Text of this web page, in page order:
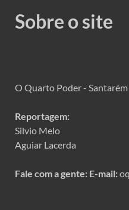
Sobre o site
O Quarto Poder - Santarém
Reportagem:
Silvio Melo
Aguiar Lacerda
Fale com a gente: E-mail: